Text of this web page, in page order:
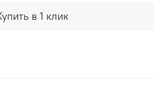
в 1 клик